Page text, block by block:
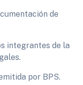
de
integrantes de la
por BPS.